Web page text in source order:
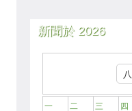
新聞於 2026
一 二 三 四